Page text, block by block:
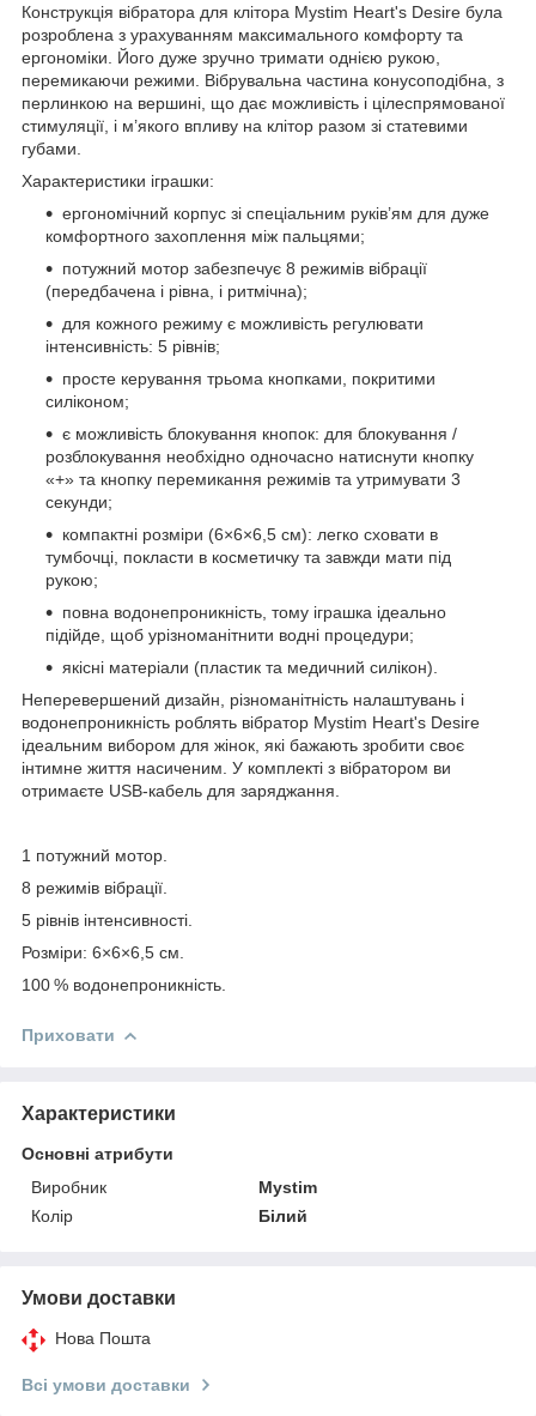
Конструкція вібратора для клітора Mystim Heart's Desire була
розроблена з урахуванням максимального комфорту та
ергономіки. Його дуже зручно тримати однією рукою,
перемикаючи режими. Вібрувальна частина конусоподібна, з
перлинкою на вершині, що дає можливість і цілеспрямованої
стимуляції, і м’якого впливу на клітор разом зі статевими
губами.
Характеристики іграшки:
ергономічний корпус зі спеціальним руків’ям для дуже
комфортного захоплення між пальцями;
потужний мотор забезпечує 8 режимів вібрації
(передбачена і рівна, і ритмічна);
для кожного режиму є можливість регулювати
інтенсивність: 5 рівнів;
просте керування трьома кнопками, покритими
силіконом;
є можливість блокування кнопок: для блокування /
розблокування необхідно одночасно натиснути кнопку
«+» та кнопку перемикання режимів та утримувати 3
секунди;
компактні розміри (6×6×6,5 см): легко сховати в
тумбочці, покласти в косметичку та завжди мати під
рукою;
повна водонепроникність, тому іграшка ідеально
підійде, щоб урізноманітнити водні процедури;
якісні матеріали (пластик та медичний силікон).
Неперевершений дизайн, різноманітність налаштувань і
водонепроникність роблять вібратор Mystim Heart's Desire
ідеальним вибором для жінок, які бажають зробити своє
інтимне життя насиченим. У комплекті з вібратором ви
отримаєте USB-кабель для заряджання.
1 потужний мотор.
8 режимів вібрації.
5 рівнів інтенсивності.
Розміри: 6×6×6,5 см.
100 % водонепроникність.
Приховати
Характеристики
Основні атрибути
Виробник
Mystim
Колір
Білий
Умови доставки
Нова Пошта
Всі умови доставки